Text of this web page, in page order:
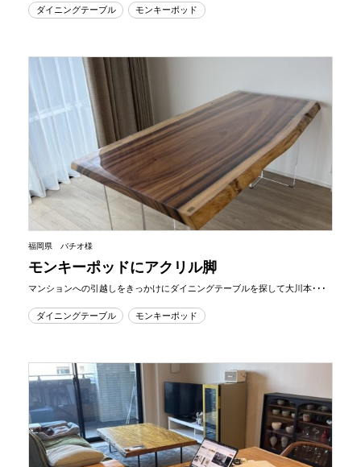
ダイニングテーブル モンキーポッド
福岡県 バチオ様
モンキーポッドにアクリル脚
マンションへの引越しをきっかけにダイニングテーブルを探して大川本･･･
ダイニングテーブル モンキーポッド